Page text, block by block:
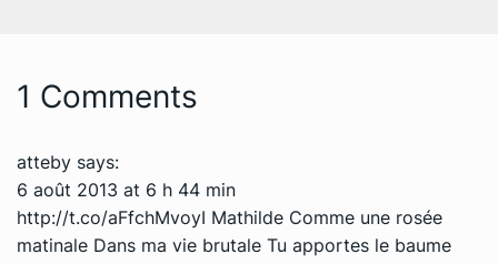
1 Comments
atteby says:
6 août 2013 at 6 h 44 min
http://t.co/aFfchMvoyI Mathilde Comme une rosée
matinale Dans ma vie brutale Tu apportes le baume